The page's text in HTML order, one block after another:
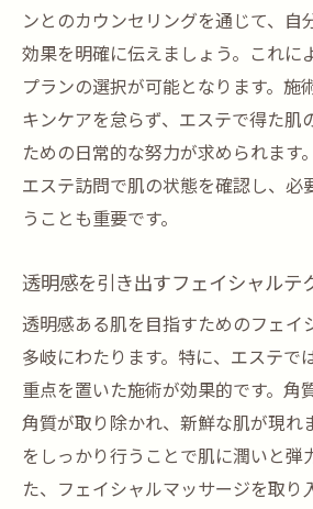
ンとのカウンセリングを通じて、自
効果を明確に伝えましょう。これに
プランの選択が可能となります。施
キンケアを怠らず、エステで得た肌
ための日常的な努力が求められます
エステ訪問で肌の状態を確認し、必
うことも重要です。
透明感を引き出すフェイシャルテ
透明感ある肌を目指すためのフェイ
多岐にわたります。特に、エステで
重点を置いた施術が効果的です。角
角質が取り除かれ、新鮮な肌が現れ
をしっかり行うことで肌に潤いと弾
た、フェイシャルマッサージを取り